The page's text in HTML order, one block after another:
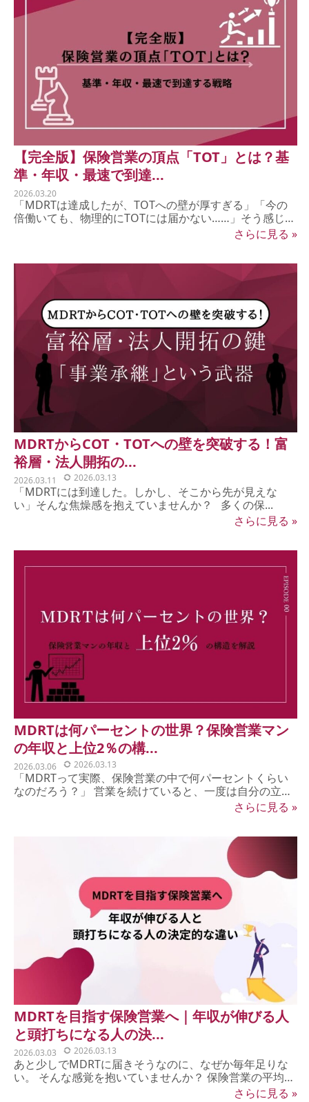
【完全版】保険営業の頂点「TOT」とは？基
準・年収・最速で到達...
2026.03.20
「MDRTは達成したが、TOTへの壁が厚すぎる」「今の
倍働いても、物理的にTOTには届かない……」そう感じて
さらに見る »
MDRTからCOT・TOTへの壁を突破する！富
裕層・法人開拓の...
2026.03.11 2026.03.13
「MDRTには到達した。しかし、そこから先が見えな
い」そんな焦燥感を抱えていませんか？ 多くの保...
さらに見る »
MDRTは何パーセントの世界？保険営業マン
の年収と上位2％の構...
2026.03.06 2026.03.13
「MDRTって実際、保険営業の中で何パーセントくらい
なのだろう？」 営業を続けていると、一度は自分の立ち
さらに見る »
MDRTを目指す保険営業へ｜年収が伸びる人
と頭打ちになる人の決...
2026.03.03 2026.03.13
あと少しでMDRTに届きそうなのに、なぜか毎年足りな
い。 そんな感覚を抱いていませんか？ 保険営業の平均年
さらに見る »